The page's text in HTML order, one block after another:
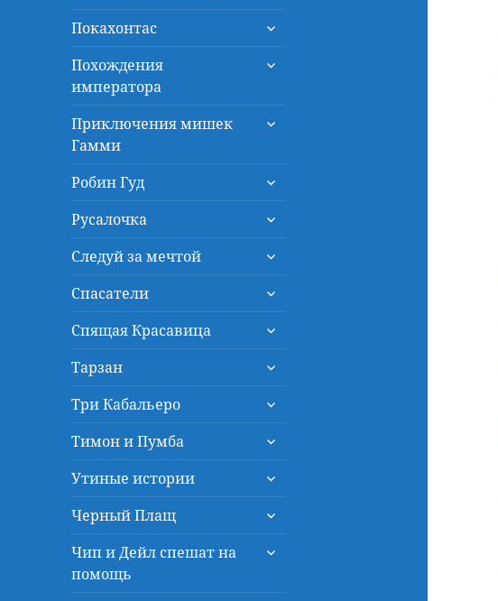
меню
Покахонтас
раскрыть
меню
Похождения
императора
раскрыть
Приключения мишек
Гамми
раскрыть
Робин Гуд
раскрыть
меню
Русалочка
раскрыть
меню
Следуй за мечтой
раскрыть
меню
Спасатели
раскрыть
меню
Спящая Красавица
раскрыть
меню
Тарзан
раскрыть
меню
Три Кабальеро
раскрыть
меню
Тимон и Пумба
раскрыть
меню
Утиные истории
раскрыть
меню
Черный Плащ
раскрыть
меню
Чип и Дейл спешат на
помощь
раскрыть